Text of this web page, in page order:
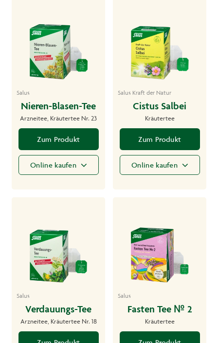
Salus
Nieren-Blasen-Tee
Arzneitee, Kräutertee Nr. 23
Zum Produkt
Online kaufen
Salus Kraft der Natur
Cistus Salbei
Kräutertee
Zum Produkt
Online kaufen
Salus
Verdauungs-Tee
Arzneitee, Kräutertee Nr. 18
Salus
Fasten Tee № 2
Kräutertee